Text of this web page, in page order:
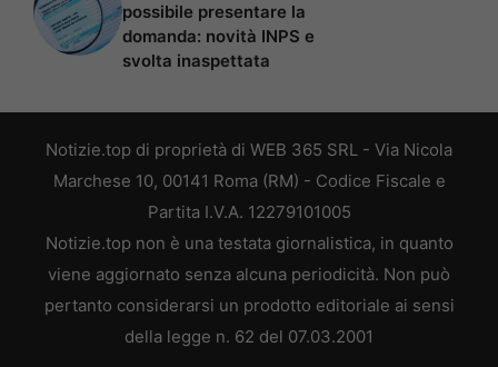
possibile presentare la
domanda: novità INPS e
svolta inaspettata
Notizie.top di proprietà di WEB 365 SRL - Via Nicola
Marchese 10, 00141 Roma (RM) - Codice Fiscale e
Partita I.V.A. 12279101005
Notizie.top non è una testata giornalistica, in quanto
viene aggiornato senza alcuna periodicità. Non può
pertanto considerarsi un prodotto editoriale ai sensi
della legge n. 62 del 07.03.2001